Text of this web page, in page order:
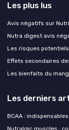
Les plus lus
Avis négatifs sur
Nutra digest avis
Les risques
Effets secondaires
Les bienfaits du
Les derniers
BCAA :